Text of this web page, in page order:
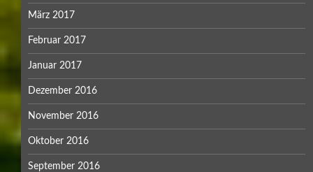
März 2017
Februar 2017
Januar 2017
Dezember 2016
November 2016
Oktober 2016
September 2016